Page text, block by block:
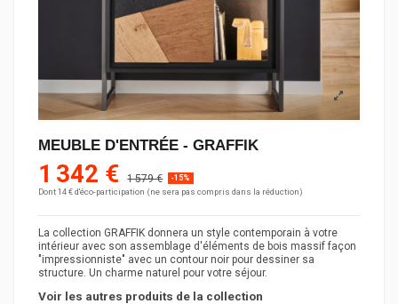
MEUBLE D'ENTRÉE - GRAFFIK
1 342 € 1 579 € -15%
Dont 14 € d'éco-participation (ne sera pas compris dans la réduction)
La collection GRAFFIK donnera un style contemporain à votre
intérieur avec son assemblage d'éléments de bois massif façon
"impressionniste" avec un contour noir pour dessiner sa
structure. Un charme naturel pour votre séjour.
Voir les autres produits de la collection